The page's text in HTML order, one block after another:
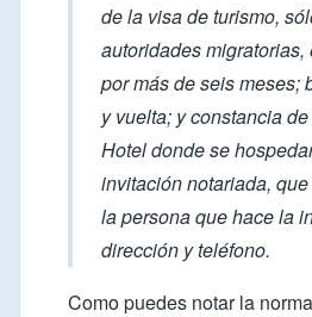
de la visa de turismo,
autoridades
por más de seis meses;
y vuelta; y constancia
Hotel donde se
invitación notariada,
la persona que hace la
dirección y teléfono.
Como puedes notar la